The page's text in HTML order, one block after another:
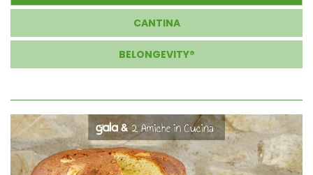
CANTINA
BELONGEVITY®